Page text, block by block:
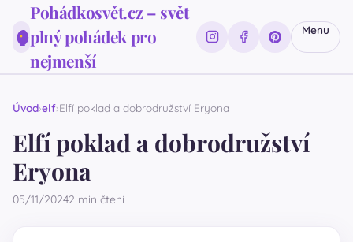
Pohádkosvět.cz – svět
plný pohádek pro
nejmenší
Menu
Úvod elf Elfí poklad a dobrodružství Eryona
Elfí poklad a dobrodružství
Eryona
05/11/20242 min čtení